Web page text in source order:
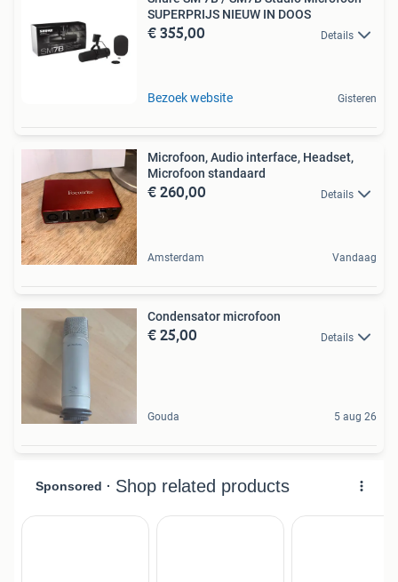
SUPERPRIJS NIEUW IN DOOS
€ 355,00 Details
Bezoek website Gisteren
Microfoon, Audio interface, Headset,
Microfoon standaard
€ 260,00 Details
Amsterdam Vandaag
Condensator microfoon
€ 25,00 Details
Gouda 5 aug 26